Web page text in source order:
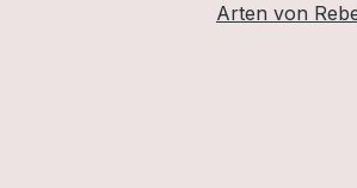
Arten von